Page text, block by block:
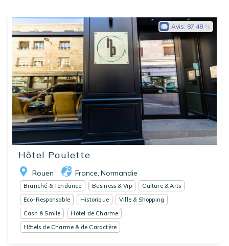
Hôtel Paulette
Rouen France Normandie
Avis: 87.48
Branché & Tendance Business & Vrp
Culture & Arts
Eco-Responsable
Historique
Ville & Shopping
Cash & Smile
Hôtel de Charme
Hôtels de Charme & de Caractère